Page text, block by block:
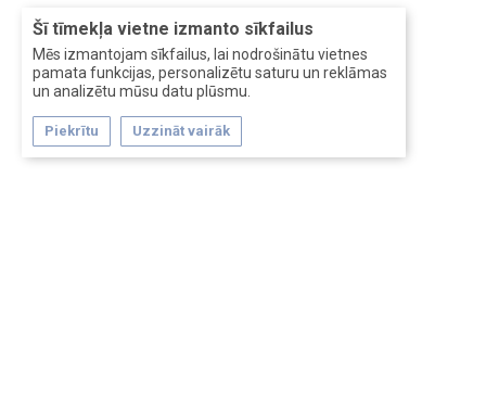
Šī tīmekļa vietne izmanto sīkfailus
Mēs izmantojam sīkfailus, lai nodrošinātu vietnes
pamata funkcijas, personalizētu saturu un reklāmas
un analizētu mūsu datu plūsmu.
Piekrītu Uzzināt vairāk